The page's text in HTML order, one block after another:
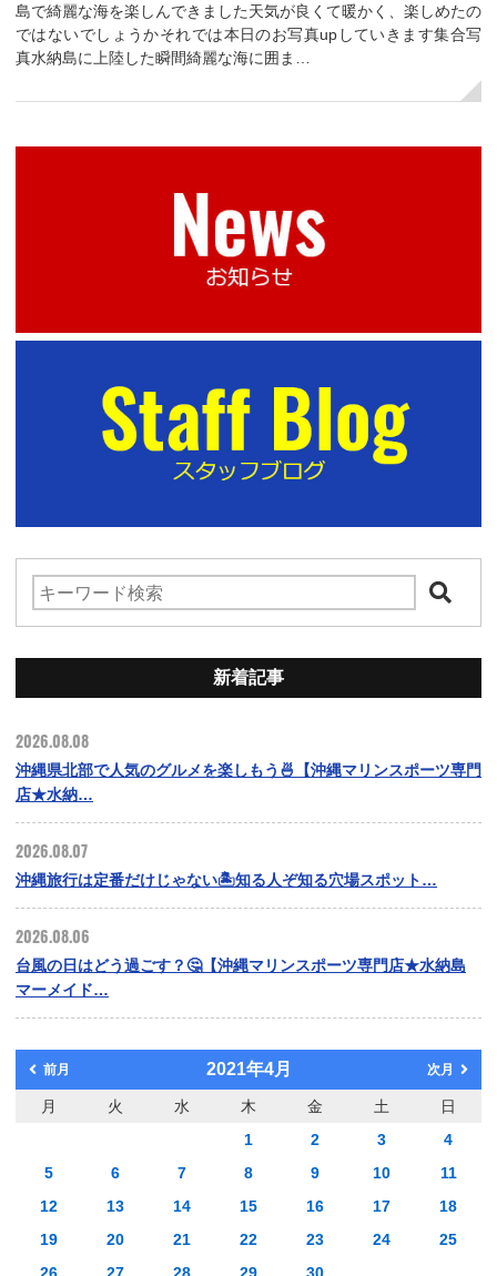
島で綺麗な海を楽しんできました天気が良くて暖かく、楽しめたの
ではないでしょうかそれでは本日のお写真upしていきます集合写
真水納島に上陸した瞬間綺麗な海に囲ま…
新着記事
2026.08.08
沖縄県北部で人気のグルメを楽しもう🍜【沖縄マリンスポーツ専門
店★水納…
2026.08.07
沖縄旅行は定番だけじゃない🏝️知る人ぞ知る穴場スポット…
2026.08.06
台風の日はどう過ごす？🤔【沖縄マリンスポーツ専門店★水納島
マーメイド…
前月 2021年4月 次月
月 火 水 木 金 土
日
1
2 3
4
5
6 7 8 9 10
11
12
13 14 15 16 17
18
19
20 21 22 23 24
25
26
27 28 29 30